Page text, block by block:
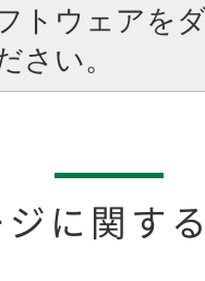
トウェアを
さい。
ジに関す